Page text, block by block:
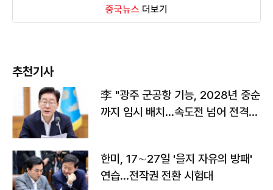
중국뉴스 더보기
추천기사
李 "광주 군공항 기능, 2028년 중순
까지 임시 배치…속도전 넘어 전격
한미, 17∼27일 '을지 자유의 방패'
연습…전작권 전환 시험대